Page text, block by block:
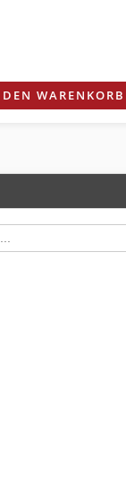
WARENKORB